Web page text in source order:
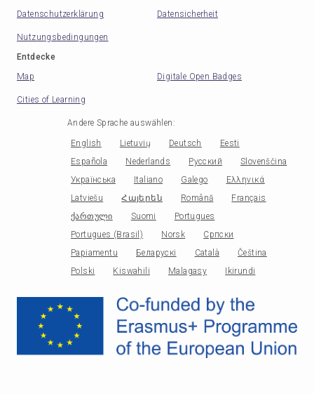
Datenschutzerklärung
Datensicherheit
Nutzungsbedingungen
Entdecke
Map
Digitale Open Badges
Cities of Learning
Andere Sprache auswählen :
English Lietuvių Deutsch
Eesti
Española
Nederlands Русский
Slovenščina
Українська
Italiano Galego
Ελληνικά
Latviešu
Հայերեն Română
Français
ქართული
Suomi
Portugues
Portugues (Brasil)
Norsk
Српски
Papiamentu
Беларускі Català
Čeština
Polski
Kiswahili Malagasy Ikirundi